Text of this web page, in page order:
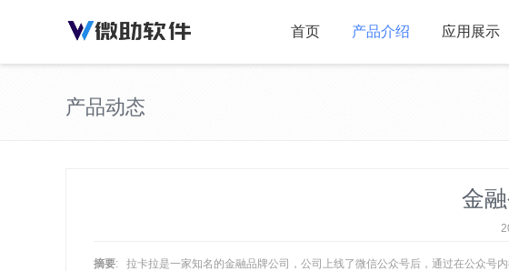
首页 产品介绍 应用展示
产品动态
金
摘要: 拉卡拉是一家知名的金融品牌公司，公司上线了微信公众号后，通过在公众号